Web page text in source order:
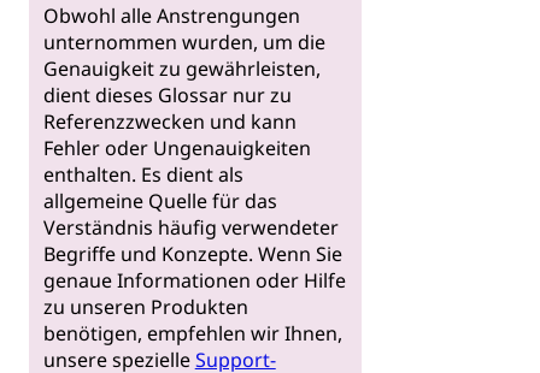
Obwohl alle Anstrengungen
unternommen wurden, um die
Genauigkeit zu gewährleisten,
dient dieses Glossar nur zu
Referenzzwecken und kann
Fehler oder Ungenauigkeiten
enthalten. Es dient als
allgemeine Quelle für das
Verständnis häufig verwendeter
Begriffe und Konzepte. Wenn Sie
genaue Informationen oder Hilfe
zu unseren Produkten
benötigen, empfehlen wir Ihnen,
unsere spezielleSupport-